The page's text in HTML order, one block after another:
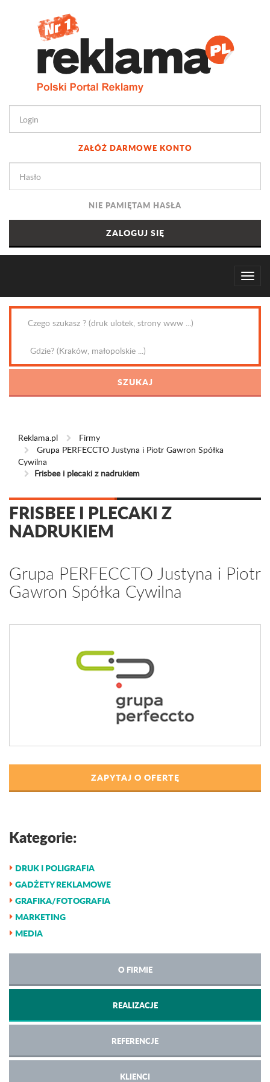
ZAŁÓŻ DARMOWE KONTO
NIE PAMIĘTAM HASŁA
Reklama.pl
Firmy
Grupa PERFECCTO Justyna i Piotr Gawron Spółka
Cywilna
Frisbee i plecaki z nadrukiem
FRISBEE I PLECAKI Z
NADRUKIEM
Grupa PERFECCTO Justyna i Piotr
Gawron Spółka Cywilna
ZAPYTAJ O OFERTĘ
Kategorie:
DRUK I POLIGRAFIA
GADŻETY REKLAMOWE
GRAFIKA/FOTOGRAFIA
MARKETING
MEDIA
O FIRMIE
REALIZACJE
REFERENCJE
KLIENCI